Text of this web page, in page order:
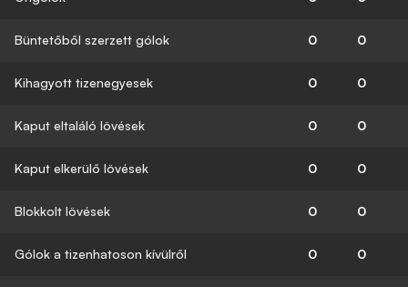
Büntetőből szerzett gólok 0 0
Kihagyott tizenegyesek 0 0
Kaput eltaláló lövések 0 0
Kaput elkerülő lövések 0 0
Blokkolt lövések 0 0
Gólok a tizenhatoson kívülről 0 0